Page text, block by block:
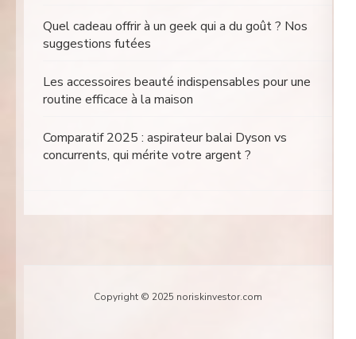
Quel cadeau offrir à un geek qui a du goût ? Nos
suggestions futées
Les accessoires beauté indispensables pour une
routine efficace à la maison
Comparatif 2025 : aspirateur balai Dyson vs
concurrents, qui mérite votre argent ?
Copyright © 2025 noriskinvestor.com